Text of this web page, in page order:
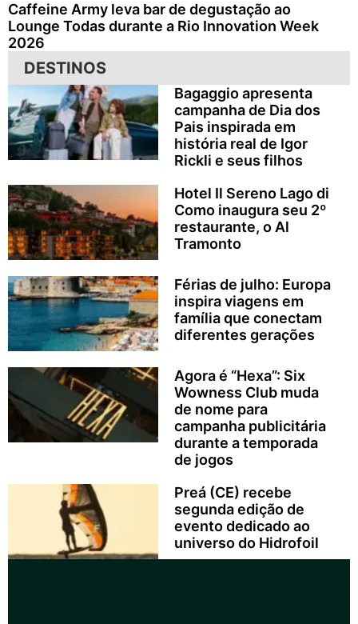
Caffeine Army leva bar de degustação ao
Lounge Todas durante a Rio Innovation Week
2026
DESTINOS
Bagaggio apresenta
campanha de Dia dos
Pais inspirada em
história real de Igor
Rickli e seus filhos
Hotel Il Sereno Lago di
Como inaugura seu 2º
restaurante, o Al
Tramonto
Férias de julho: Europa
inspira viagens em
família que conectam
diferentes gerações
Agora é “Hexa”: Six
Wowness Club muda
de nome para
campanha publicitária
durante a temporada
de jogos
Preá (CE) recebe
segunda edição de
evento dedicado ao
universo do Hidrofoil